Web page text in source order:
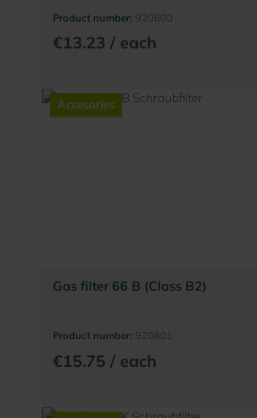
Product number: 920600
€13.23 / each
Accesories
Gas filter 66 B (Class B2)
Product number: 920601
€15.75 / each